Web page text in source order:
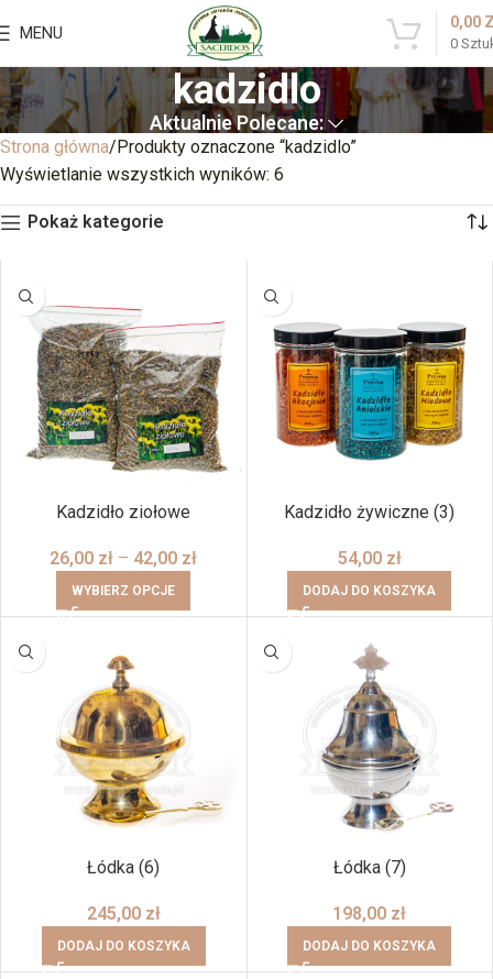
MENU
0
0,00
kadzidlo
Aktualnie Polecane:
Strona główna Produkty oznaczone “kadzidlo”
Wyświetlanie wszystkich wyników: 6
Pokaż kategorie
Kadzidło ziołowe
26,00 zł – 42,00 zł
WYBIERZ OPCJE
Kadzidło żywiczne (3)
54,00 zł
DODAJ DO KOSZYKA
Łódka (6)
245,00 zł
DODAJ DO KOSZYKA
Łódka (7)
198,00 zł
DODAJ DO KOSZYKA